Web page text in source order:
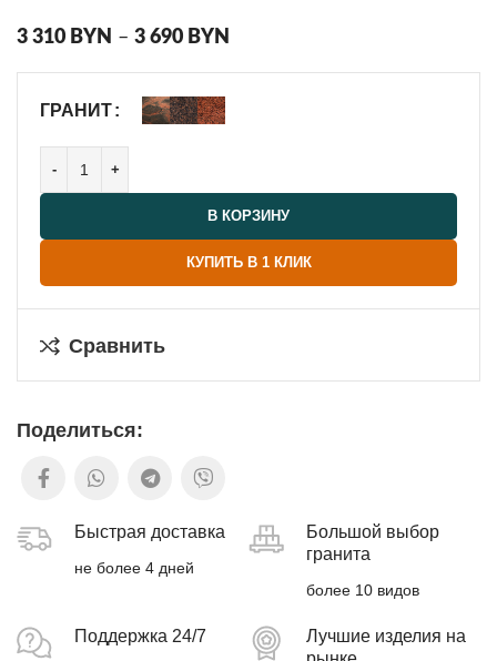
3 310 BYN – 3 690 BYN
ГРАНИТ
В КОРЗИНУ
КУПИТЬ В 1 КЛИК
Сравнить
Поделиться:
Быстрая доставка
не более 4 дней
Большой выбор
гранита
более 10 видов
Поддержка 24/7
Лучшие изделия на